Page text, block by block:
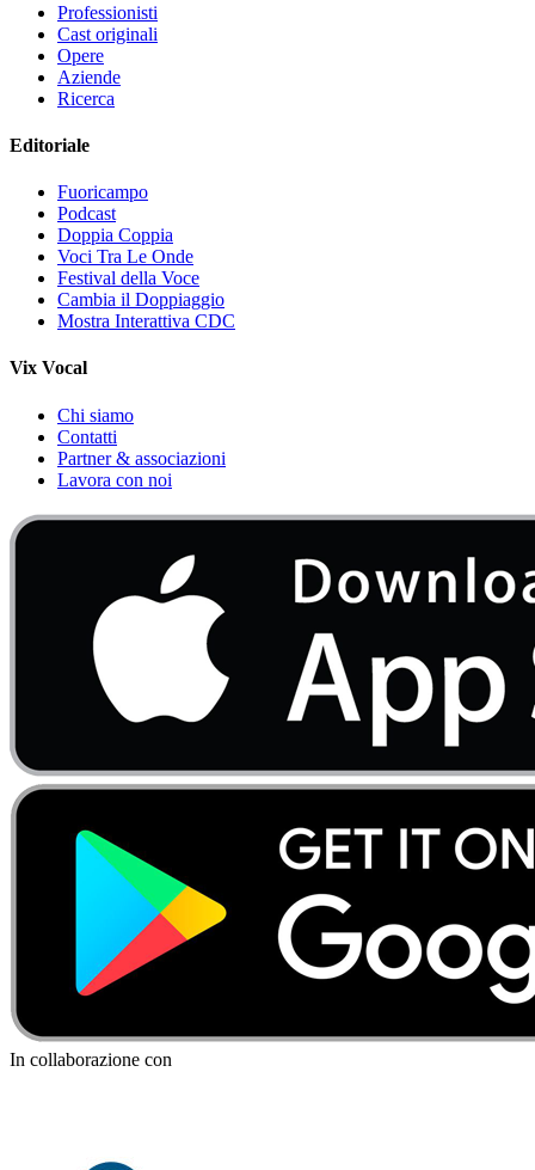
Professionisti
Cast originali
Opere
Aziende
Ricerca
Editoriale
Fuoricampo
Podcast
Doppia Coppia
Voci Tra Le Onde
Festival della Voce
Cambia il Doppiaggio
Mostra Interattiva CDC
Vix Vocal
Chi siamo
Contatti
Partner & associazioni
Lavora con noi
In collaborazione con